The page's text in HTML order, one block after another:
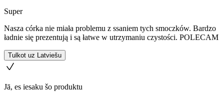
Super
Nasza córka nie miała problemu z ssaniem tych smoczków. Bardzo
ładnie się prezentują i są łatwe w utrzymaniu czystości. POLECAM
Tulkot uz Latviešu
Jā, es iesaku šo produktu